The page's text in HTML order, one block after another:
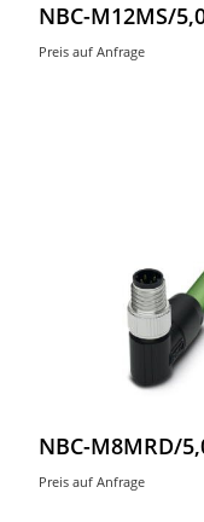
NBC-M12MS/
Preis auf Anfrage
NBC-M8MRD/
Preis auf Anfrage